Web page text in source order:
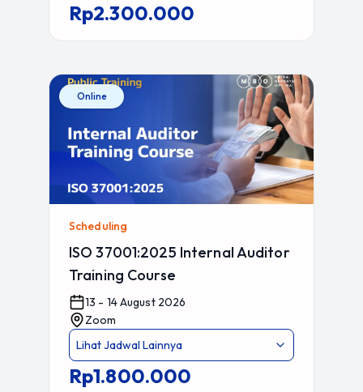
Rp2.300.000
Online
Scheduling
ISO 37001:2025 Internal Auditor
Training Course
13 - 14 August 2026
Zoom
Lihat Jadwal Lainnya
Rp1.800.000